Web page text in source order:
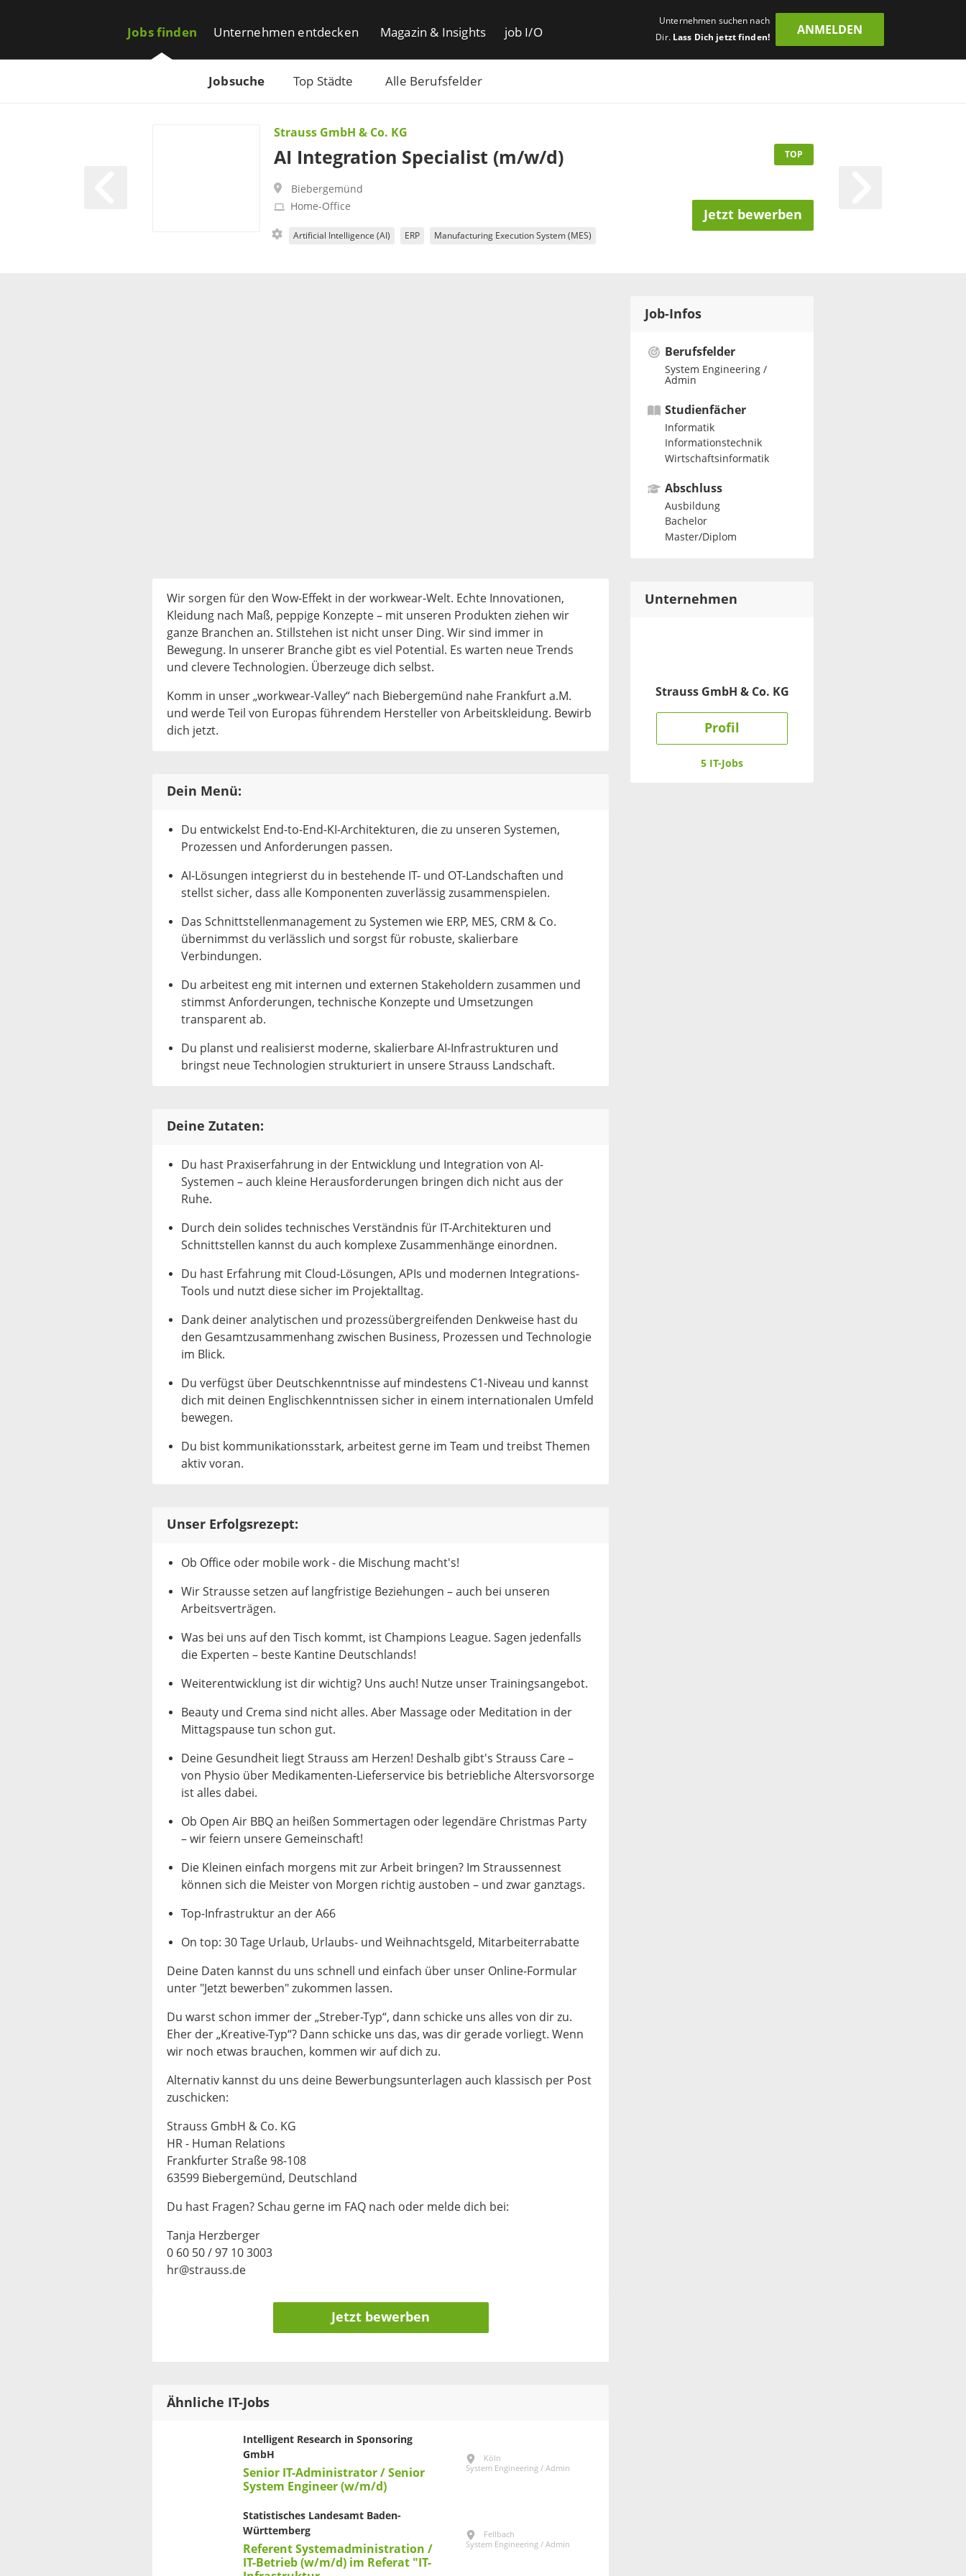
Jobs finden
Jobsuche Top Städte Alle Berufsfelder
Unternehmen entdecken Magazin & Insights job I/O
Unternehmen suchen nach
Dir. Lass Dich jetzt finden!
ANMELDEN
Strauss GmbH & Co. KG
AI Integration Specialist (m/w/d)
Biebergemünd
Home-Office
Artificial Intelligence (AI) ERP Manufacturing Execution System (MES)
TOP
Jetzt bewerben
Wir sorgen für den Wow-Effekt in der workwear-Welt. Echte Innovationen,
Kleidung nach Maß, peppige Konzepte – mit unseren Produkten ziehen wir
ganze Branchen an. Stillstehen ist nicht unser Ding. Wir sind immer in
Bewegung. In unserer Branche gibt es viel Potential. Es warten neue Trends
und clevere Technologien. Überzeuge dich selbst.
Komm in unser „workwear-Valley“ nach Biebergemünd nahe Frankfurt a.M.
und werde Teil von Europas führendem Hersteller von Arbeitskleidung. Bewirb
dich jetzt.
Dein Menü:
Du entwickelst End-to-End-KI-Architekturen, die zu unseren Systemen,
Prozessen und Anforderungen passen.
AI-Lösungen integrierst du in bestehende IT- und OT-Landschaften und
stellst sicher, dass alle Komponenten zuverlässig zusammenspielen.
Das Schnittstellenmanagement zu Systemen wie ERP, MES, CRM & Co.
übernimmst du verlässlich und sorgst für robuste, skalierbare
Verbindungen.
Du arbeitest eng mit internen und externen Stakeholdern zusammen und
stimmst Anforderungen, technische Konzepte und Umsetzungen
transparent ab.
Du planst und realisierst moderne, skalierbare AI-Infrastrukturen und
bringst neue Technologien strukturiert in unsere Strauss Landschaft.
Deine Zutaten:
Du hast Praxiserfahrung in der Entwicklung und Integration von AI-
Systemen – auch kleine Herausforderungen bringen dich nicht aus der
Ruhe.
Durch dein solides technisches Verständnis für IT-Architekturen und
Schnittstellen kannst du auch komplexe Zusammenhänge einordnen.
Du hast Erfahrung mit Cloud-Lösungen, APIs und modernen Integrations-
Tools und nutzt diese sicher im Projektalltag.
Dank deiner analytischen und prozessübergreifenden Denkweise hast du
den Gesamtzusammenhang zwischen Business, Prozessen und Technologie
im Blick.
Du verfügst über Deutschkenntnisse auf mindestens C1-Niveau und kannst
dich mit deinen Englischkenntnissen sicher in einem internationalen Umfeld
bewegen.
Du bist kommunikationsstark, arbeitest gerne im Team und treibst Themen
aktiv voran.
Unser Erfolgsrezept:
Ob Office oder mobile work - die Mischung macht's!
Wir Strausse setzen auf langfristige Beziehungen – auch bei unseren
Arbeitsverträgen.
Was bei uns auf den Tisch kommt, ist Champions League. Sagen jedenfalls
die Experten – beste Kantine Deutschlands!
Weiterentwicklung ist dir wichtig? Uns auch! Nutze unser Trainingsangebot.
Beauty und Crema sind nicht alles. Aber Massage oder Meditation in der
Mittagspause tun schon gut.
Deine Gesundheit liegt Strauss am Herzen! Deshalb gibt's Strauss Care –
von Physio über Medikamenten-Lieferservice bis betriebliche Altersvorsorge
ist alles dabei.
Ob Open Air BBQ an heißen Sommertagen oder legendäre Christmas Party
– wir feiern unsere Gemeinschaft!
Die Kleinen einfach morgens mit zur Arbeit bringen? Im Straussennest
können sich die Meister von Morgen richtig austoben – und zwar ganztags.
Top-Infrastruktur an der A66
On top: 30 Tage Urlaub, Urlaubs- und Weihnachtsgeld, Mitarbeiterrabatte
Deine Daten kannst du uns schnell und einfach über unser Online-Formular
unter "Jetzt bewerben" zukommen lassen.
Du warst schon immer der „Streber-Typ“, dann schicke uns alles von dir zu.
Eher der „Kreative-Typ“? Dann schicke uns das, was dir gerade vorliegt. Wenn
wir noch etwas brauchen, kommen wir auf dich zu.
Alternativ kannst du uns deine Bewerbungsunterlagen auch klassisch per Post
zuschicken:
Strauss GmbH & Co. KG
HR - Human Relations
Frankfurter Straße 98-108
63599 Biebergemünd, Deutschland
Du hast Fragen? Schau gerne im FAQ nach oder melde dich bei:
Tanja Herzberger
0 60 50 / 97 10 3003
hr@strauss.de
Jetzt bewerben
Job-Infos
Berufsfelder
System Engineering /
Admin
Studienfächer
Informatik
Informationstechnik
Wirtschaftsinformatik
Abschluss
Ausbildung
Bachelor
Master/Diplom
Unternehmen
Strauss GmbH & Co. KG
Profil
5 IT-Jobs
Ähnliche IT-Jobs
Intelligent Research in Sponsoring
GmbH
Senior IT-Administrator / Senior
System Engineer (w/m/d)
Köln
System Engineering / Admin
Statistisches Landesamt Baden-
Württemberg
Referent Systemadministration /
IT-Betrieb (w/m/d) im Referat "IT-
Fellbach
System Engineering / Admin